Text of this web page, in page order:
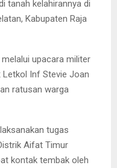
tanah kelahirannya di
Kabupaten Raja
upacara militer
Letkol Inf Stevie Joan
ratusan warga
tugas
Aifat Timur
kontak tembak oleh